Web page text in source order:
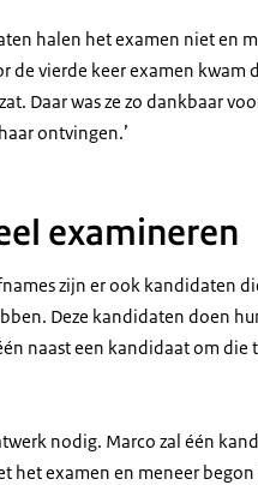
halen het examen niet en
de vierde keer examen kwam
Daar was ze zo dankbaar
ontvingen.’
examineren
zijn er ook kandidaten
Deze kandidaten doen
naast een kandidaat om die
nodig. Marco zal één
het examen en meneer